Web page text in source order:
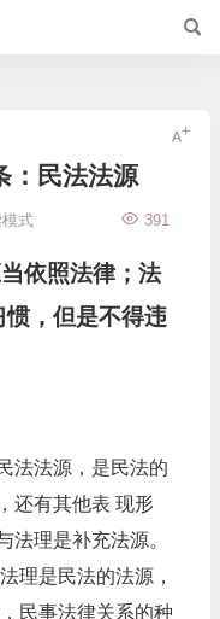
：民法法源
391
式
依照法律；法
，但是不得违
法源，是民法的
还有其他表 现形
法理是补充法源。
理是民法的法源，
民事法律关系的种